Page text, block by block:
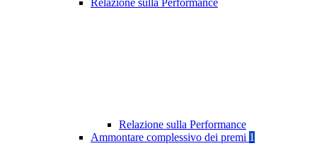
Relazione sulla Performance
Relazione sulla Performance
Ammontare complessivo dei premi 1